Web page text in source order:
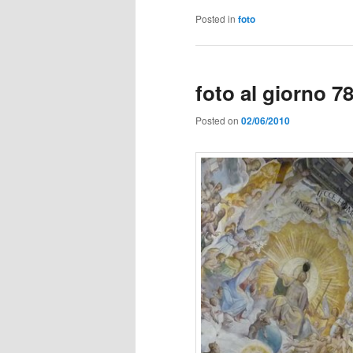
Posted in foto
foto al giorno 78
Posted on 02/06/2010